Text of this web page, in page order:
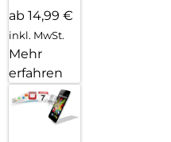
ab 14,99 €
inkl. MwSt.
Mehr
erfahren